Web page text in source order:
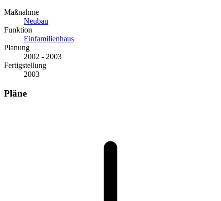
Maßnahme
Neubau
Funktion
Einfamilienhaus
Planung
2002 - 2003
Fertigstellung
2003
Pläne